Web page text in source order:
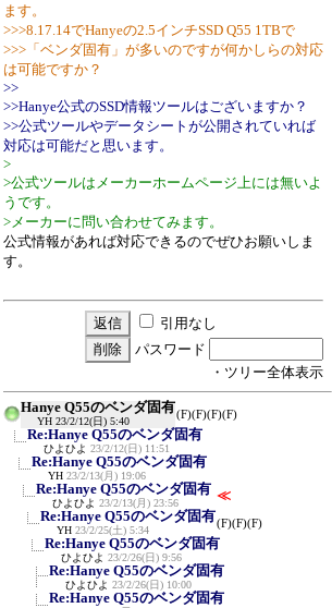
ます。
>>>8.17.14でHanyeの2.5インチSSD Q55 1TBで
>>>「ベンダ固有」が多いのですが何かしらの対応
は可能ですか？
>>
>>Hanye公式のSSD情報ツールはございますか？
>>公式ツールやデータシートが公開されていれば
対応は可能だと思います。
>
>公式ツールはメーカーホームページ上には無いよ
うです。
>メーカーに問い合わせてみます。
公式情報があれば対応できるのでぜひお願いしま
す。
引用なし
パスワード
・ツリー全体表示
Hanye Q55のベンダ固有
YH 23/2/12(日) 5:40
(F)(F)(F)(F)
Re:Hanye Q55のベンダ固有
ひよひよ 23/2/12(日) 11:51
Re:Hanye Q55のベンダ固有
YH 23/2/13(月) 19:06
Re:Hanye Q55のベンダ固有
ひよひよ 23/2/13(月) 23:56
≪
Re:Hanye Q55のベンダ固有
YH 23/2/25(土) 5:34
(F)(F)(F)
Re:Hanye Q55のベンダ固有
ひよひよ 23/2/26(日) 9:56
Re:Hanye Q55のベンダ固有
ひよひよ 23/2/26(日) 10:00
Re:Hanye Q55のベンダ固有